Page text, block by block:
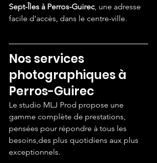
Sept-Îles à Perros-Guirec, une adresse
facile d'accès, dans le centre-ville.
Nos services
photographiques à
Perros-Guirec
Le studio MLJ Prod propose une
gamme complète de prestations,
pensées pour répondre à tous les
besoins,des plus quotidiens aux plus
exceptionnels.